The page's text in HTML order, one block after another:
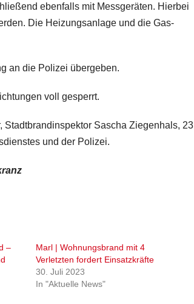
ebenfalls mit Messgeräten. Hierbei
Die Heizungsanlage und die Gas-
an die Polizei übergeben.
voll gesperrt.
Stadtbrandinspektor Sascha Ziegenhals, 23
und der Polizei.
–
Marl | Wohnungsbrand mit 4
Verletzten fordert Einsatzkräfte
30. Juli 2023
In "Aktuelle News"